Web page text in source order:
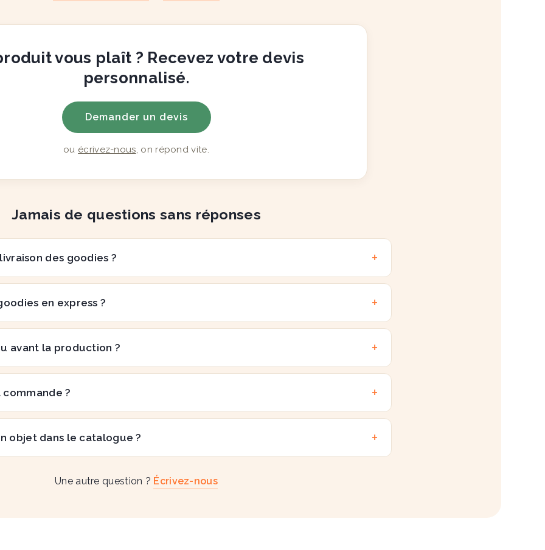
vous plaît ? Recevez votre devis
personnalisé.
Demander un devis
ou écrivez-nous, on répond vite.
Jamais de questions sans réponses
des goodies ?
en express ?
avant la production ?
?
objet dans le catalogue ?
Une autre question ? Écrivez-nous